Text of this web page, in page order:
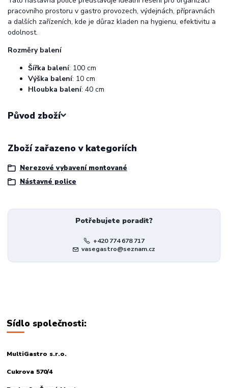
pracovního prostoru v gastro provozech, výdejnách, přípravnách
a dalších zařízeních, kde je důraz kladen na hygienu, efektivitu a
odolnost.
Rozměry balení
Šířka balení: 100 cm
Výška balení: 10 cm
Hloubka balení: 40 cm
Původ zboží
Zboží zařazeno v kategoriích
Nerezové vybavení montované
Nástavné police
Potřebujete poradit?
+420 774 678 717
vasegastro@seznam.cz
Sídlo společnosti:
MultiGastro s.r.o.
Cukrova 570/4